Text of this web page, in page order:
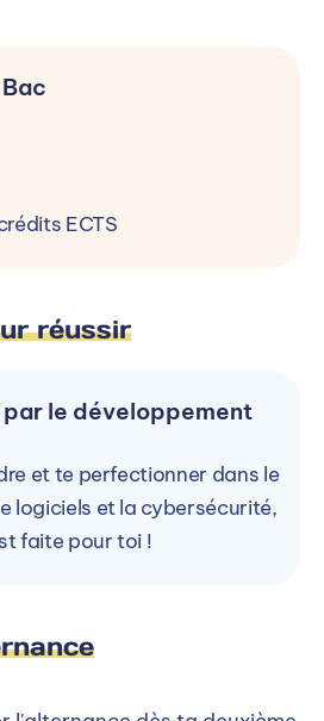
ECTS
réussir
par le développement
et te perfectionner dans le
logiciels et la cybersécurité,
faite pour toi !